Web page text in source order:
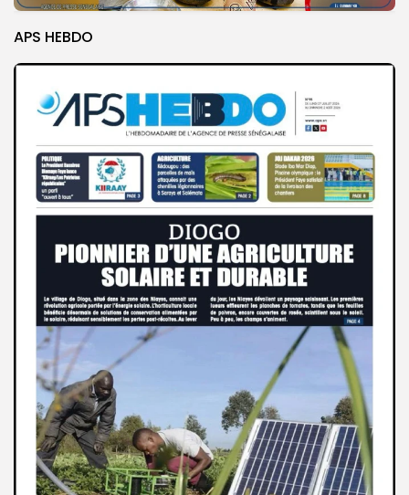
APS HEBDO